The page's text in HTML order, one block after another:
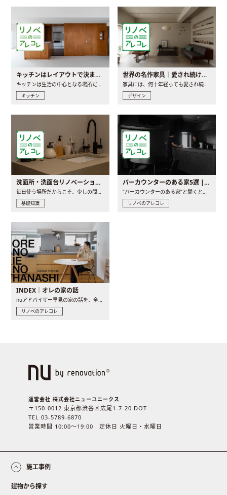
キッチンはレイアウトで決まる。後悔しないための考え方と選び方
キッチンは生活の中心となる場所だからこそ、家の中のどこに置..
キッチン
世界の名作家具｜愛され続ける理由と一生モノとの出会い方
家具には、何十年経っても愛され続ける「名作」と呼ばれるもの..
デザイン
洗面所・洗面台リノベーションの事例と間取りアイデア
毎日使う場所だからこそ、少しの間取りの工夫や素材の選び方で..
基礎知識
バーカウンターのある家5選 | 日常に馴染む“距離の近い”キッチンとは
“バーカウンターのある家”と聞くと、少し特別な、大人のための..
リノベのアレコレ
INDEX｜オレの家の話
nuアドバイザー早見の家の話を、全4話でお届け。リノベーションを..
リノベのアレコレ
運営会社 株式会社ニューユニークス
〒150-0012 東京都渋谷区広尾1-7-20 DOT
TEL 03-5789-6870
営業時間 10:00〜19:00 定休日 火曜日・水曜日
施工事例
建物から探す